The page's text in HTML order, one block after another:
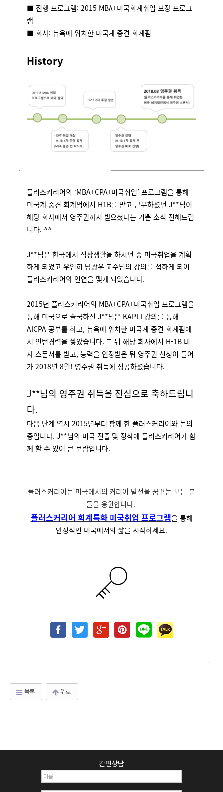
■ 진행 프로그램: 2015 MBA+미국회계취업 보장 프로그
램
■ 회사: 뉴욕에 위치한 미국계 중견 회계펌
History
플러스커리어의 ‘MBA+CPA+미국취업’ 프로그램을 통해
미국계 중견 회계펌에서 H1B를 받고 근무하셨던 J**님이
해당 회사에서 영주권까지 받으셨다는 기쁜 소식 전해드립
니다. ^^
J**님은 한국에서 직장생활을 하시던 중 미국취업을 계획
하게 되었고 우연히 남광우 교수님의 강의를 접하게 되어
플러스커리어와 인연을 맺게 되었습니다.
2015년 플러스커리어의 MBA+CPA+미국취업 프로그램을
통해 미국으로 출국하신 J**님은 KAPLI 강의를 통해
AICPA 공부를 하고, 뉴욕에 위치한 미국계 중견 회계펌에
서 인턴경력을 쌓았습니다. 그 뒤 해당 회사에서 H-1B 비
자 스폰서를 받고, 능력을 인정받은 뒤 영주권 신청이 들어
가 2018년 8월! 영주권 취득에 성공하셨습니다.
J**님의 영주권 취득을 진심으로 축하드립니
다.
다음 단계 역시 2015년부터 함께 한 플러스커리어와 논의
중입니다. J**님의 미국 진출 및 정착에 플러스커리어가 함
께 할 수 있어 큰 보람입니다.
플러스커리어는 미국에서의 커리어 발전을 꿈꾸는 모든 분
들을 응원합니다.
플러스커리어 회계특화 미국취업 프로그램을 통해
안정적인 미국에서의 삶을 시작하세요.
목록 위로
간편상담